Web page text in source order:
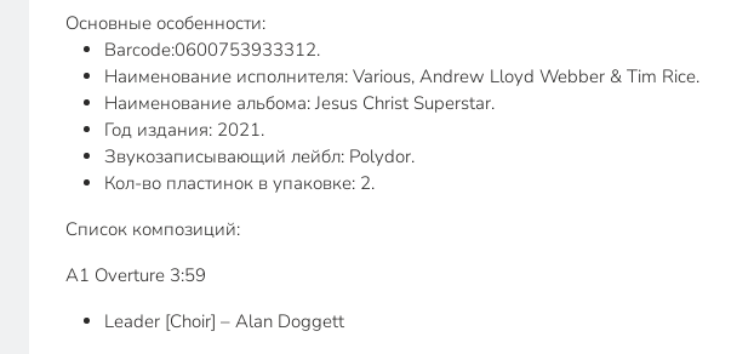
Основные особенности:
Barcode:0600753933312.
Наименование исполнителя: Various, Andrew Lloyd Webber & Tim Rice.
Наименование альбома: Jesus Christ Superstar.
Год издания: 2021.
Звукозаписывающий лейбл: Polydor.
Кол-во пластинок в упаковке: 2.
Список композиций:
A1 Overture 3:59
Leader [Choir] – Alan Doggett